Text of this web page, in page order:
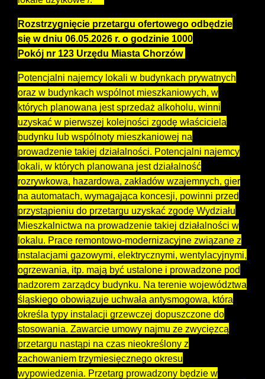
Rozstrzygnięcie przetargu ofertowego odbędzie
się w dniu 06.05.2026 r. o godzinie 1000
Pokój nr 123 Urzędu Miasta Chorzów
Potencjalni najemcy lokali w budynkach prywatnych
oraz w budynkach wspólnot mieszkaniowych, w
których planowana jest sprzedaż alkoholu, winni
uzyskać w pierwszej kolejności zgodę właściciela
budynku lub wspólnoty mieszkaniowej na
prowadzenie takiej działalności. Potencjalni najemcy
lokali, w których planowana jest działalność
rozrywkowa, hazardowa, zakładów wzajemnych, gier
na automatach, wymagająca koncesji, powinni przed
przystąpieniu do przetargu uzyskać zgodę Wydziału
Mieszkalnictwa na prowadzenie takiej działalności w
lokalu. Prace remontowo-modernizacyjne związane z
instalacjami gazowymi, elektrycznymi, wentylacyjnymi,
ogrzewania, itp. mają być ustalone i prowadzone pod
nadzorem zarządcy budynku. Na terenie województwa
śląskiego obowiązuje uchwała antysmogowa, która
określa typy instalacji grzewczej dopuszczone do
stosowania. Zawarcie umowy najmu ze zwycięzcą
przetargu nastąpi na czas nieokreślony z
zachowaniem trzymiesięcznego okresu
wypowiedzenia. Przetarg prowadzony będzie w